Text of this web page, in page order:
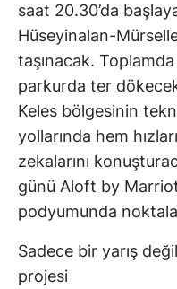
saat 20.30’da
Hüseyinalan-
taşınacak.
parkurda ter
Keles bölgesinin
yollarında hem
zekalarını
günü Aloft by
podyumunda
Sadece bir yarış
projesi